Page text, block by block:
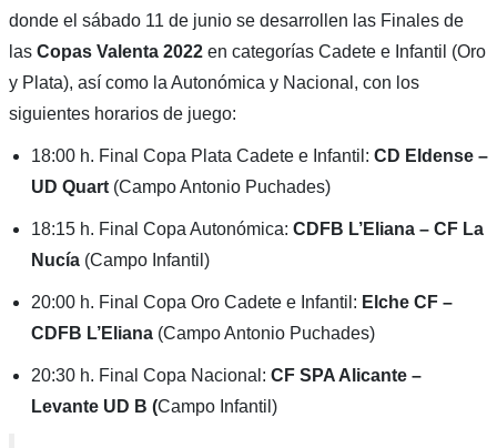
donde el sábado 11 de junio se desarrollen las Finales de
las Copas Valenta 2022en categorías Cadete e Infantil (Oro
y Plata), así como la Autonómica y Nacional, con los
siguientes horarios de juego:
18:00 h. Final Copa Plata Cadete e Infantil: CD Eldense –
UD Quart(Campo Antonio Puchades)
18:15 h. Final Copa Autonómica: CDFB L’Eliana – CF La
Nucía (Campo Infantil)
20:00 h. Final Copa Oro Cadete e Infantil: Elche CF –
CDFB L’Eliana (Campo Antonio Puchades)
20:30 h. Final Copa Nacional: CF SPA Alicante –
Levante UD B (Campo Infantil)